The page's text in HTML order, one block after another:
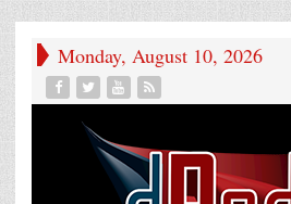
Monday, August 10, 2026